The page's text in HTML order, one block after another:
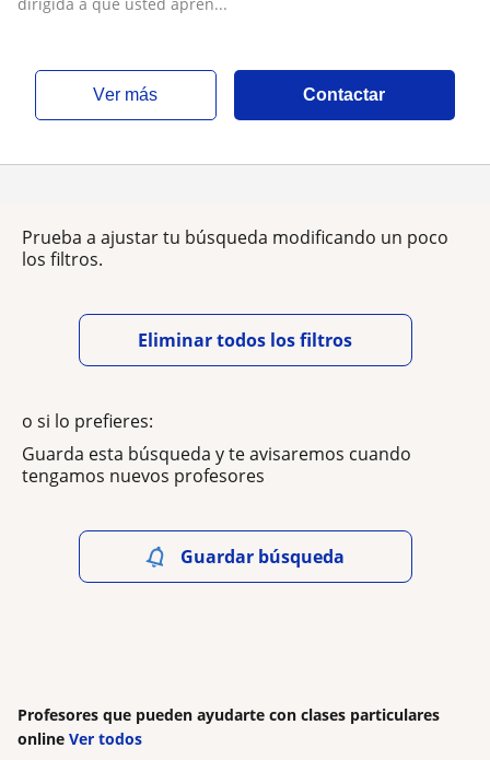
desarrollar hábitos tendentes a dirigir sus
ver más Contactar
Prueba a ajustar tu búsqueda modificando un poco
los filtros.
Eliminar todos los filtros
o si lo prefieres:
Guarda esta búsqueda y te avisaremos cuando
tengamos nuevos profesores
Guardar búsqueda
Profesores que pueden ayudarte con clases particulares
online Ver todos